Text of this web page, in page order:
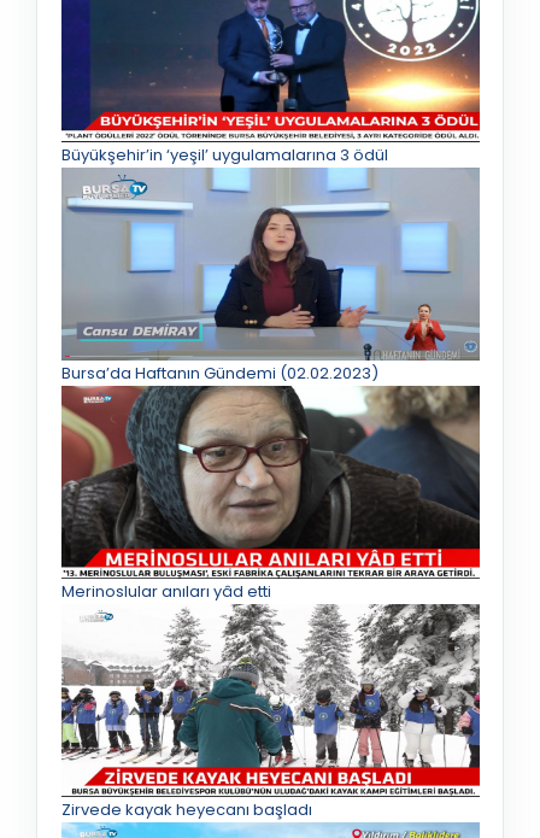
Büyükşehir’in ‘yeşil’ uygulamalarına 3 ödül
Bursa’da Haftanın Gündemi (02.02.2023)
Merinoslular anıları yâd etti
Zirvede kayak heyecanı başladı